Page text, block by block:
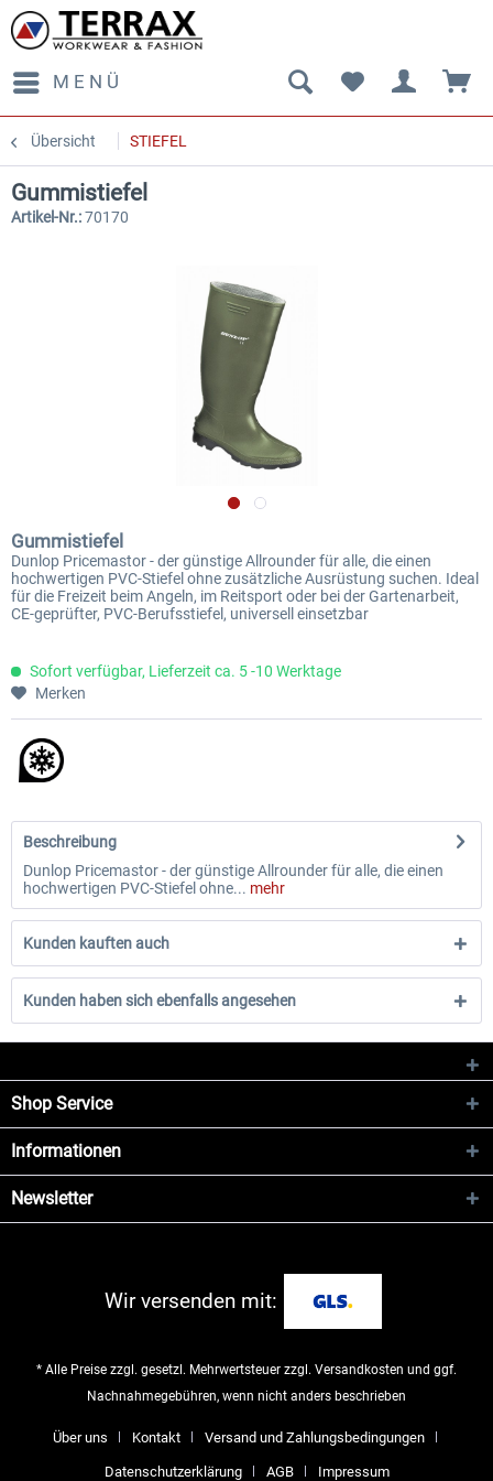
MENÜ
Übersicht STIEFEL
Gummistiefel
Artikel-Nr.:70170
Gummistiefel
Dunlop Pricemastor - der günstige Allrounder für alle, die einen
hochwertigen PVC-Stiefel ohne zusätzliche Ausrüstung suchen. Ideal
für die Freizeit beim Angeln, im Reitsport oder bei der Gartenarbeit,
CE-geprüfter, PVC-Berufsstiefel, universell einsetzbar
Sofort verfügbar, Lieferzeit ca. 5 -10 Werktage
Merken
Beschreibung
Dunlop Pricemastor - der günstige Allrounder für alle, die einen
hochwertigen PVC-Stiefel ohne... mehr
Kunden kauften auch
Kunden haben sich ebenfalls angesehen
Shop Service
Informationen
Newsletter
Wir versenden mit:
* Alle Preise zzgl. gesetzl. Mehrwertsteuer zzgl. Versandkosten und ggf.
Nachnahmegebühren, wenn nicht anders beschrieben
Über uns Kontakt Versand und Zahlungsbedingungen
Datenschutzerklärung AGB Impressum